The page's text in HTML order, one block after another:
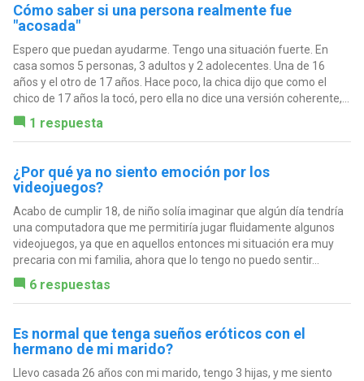
Cómo saber si una persona realmente fue
"acosada"
Espero que puedan ayudarme. Tengo una situación fuerte. En
casa somos 5 personas, 3 adultos y 2 adolecentes. Una de 16
años y el otro de 17 años. Hace poco, la chica dijo que como el
chico de 17 años la tocó, pero ella no dice una versión coherente,...
1 respuesta
¿Por qué ya no siento emoción por los
videojuegos?
Acabo de cumplir 18, de niño solía imaginar que algún día tendría
una computadora que me permitiría jugar fluidamente algunos
videojuegos, ya que en aquellos entonces mi situación era muy
precaria con mi familia, ahora que lo tengo no puedo sentir...
6 respuestas
Es normal que tenga sueños eróticos con el
hermano de mi marido?
Llevo casada 26 años con mi marido, tengo 3 hijas, y me siento